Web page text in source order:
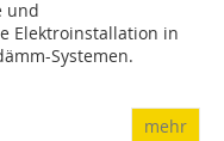
und
Elektroinstallation in
Systemen.
mehr